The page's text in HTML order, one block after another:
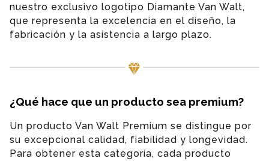
nuestro exclusivo logotipo Diamante Van Walt,
que representa la excelencia en el diseño, la
fabricación y la asistencia a largo plazo.
¿Qué hace que un producto sea premium?
Un producto Van Walt Premium se distingue por
su excepcional calidad, fiabilidad y longevidad.
Para obtener esta categoría, cada producto